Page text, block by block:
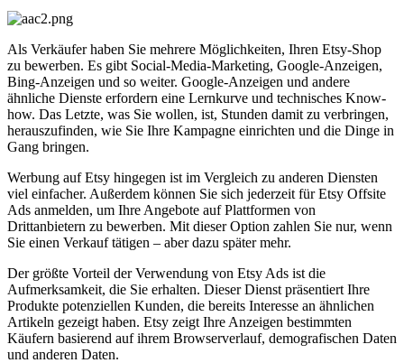
Als Verkäufer haben Sie mehrere Möglichkeiten, Ihren Etsy-Shop
zu bewerben. Es gibt Social-Media-Marketing, Google-Anzeigen,
Bing-Anzeigen und so weiter. Google-Anzeigen und andere
ähnliche Dienste erfordern eine Lernkurve und technisches Know-
how. Das Letzte, was Sie wollen, ist, Stunden damit zu verbringen,
herauszufinden, wie Sie Ihre Kampagne einrichten und die Dinge in
Gang bringen.
Werbung auf Etsy hingegen ist im Vergleich zu anderen Diensten
viel einfacher. Außerdem können Sie sich jederzeit für Etsy Offsite
Ads anmelden, um Ihre Angebote auf Plattformen von
Drittanbietern zu bewerben. Mit dieser Option zahlen Sie nur, wenn
Sie einen Verkauf tätigen – aber dazu später mehr.
Der größte Vorteil der Verwendung von Etsy Ads ist die
Aufmerksamkeit, die Sie erhalten. Dieser Dienst präsentiert Ihre
Produkte potenziellen Kunden, die bereits Interesse an ähnlichen
Artikeln gezeigt haben. Etsy zeigt Ihre Anzeigen bestimmten
Käufern basierend auf ihrem Browserverlauf, demografischen Daten
und anderen Daten.